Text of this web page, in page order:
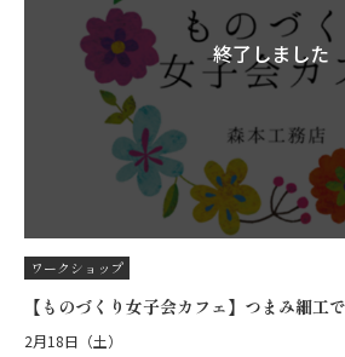
終了しました
ワークショップ
【ものづくり女子会カフェ】つまみ細工
2月18日（土）